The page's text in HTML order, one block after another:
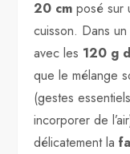
20 cm posé sur
cuisson. Dans
avec les 120 g
que le mélange
(gestes
incorporer de
délicatement la